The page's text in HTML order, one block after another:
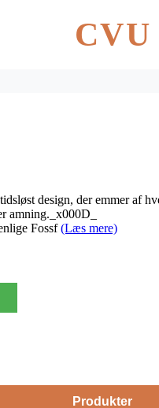
design, der emmer af
amning._x000D_
Fossf(Læs mere)
Produkter